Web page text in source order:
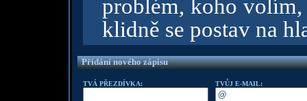
problém, koho
klidně se postav na
Přidání nového zápisu
TVÁ PŘEZDÍVKA: TVŮJ E-MAIL: